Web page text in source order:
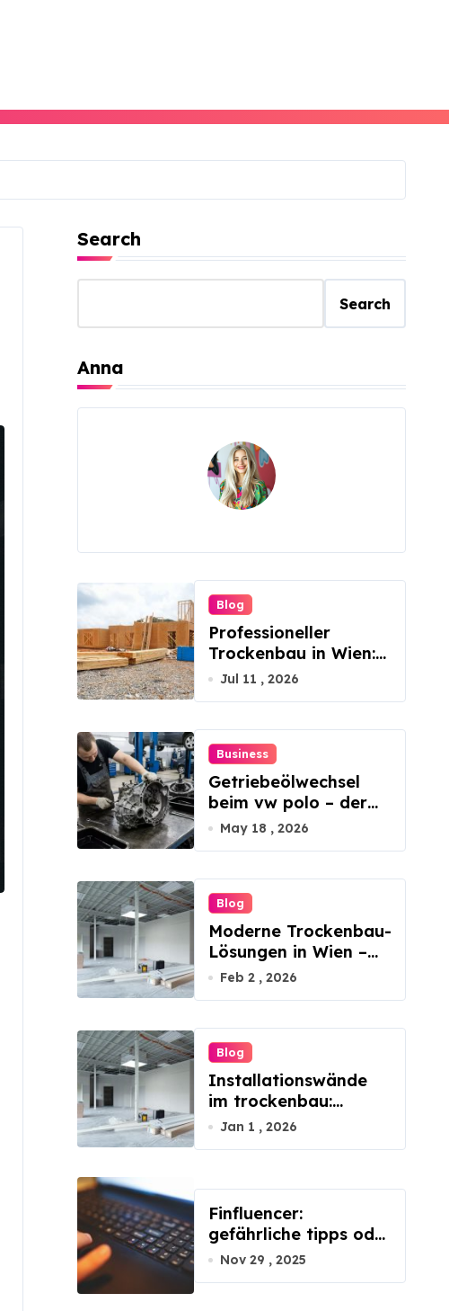
Search
Search
Anna
Blog
Professioneller
Trockenbau in Wien:
Innovative Konzepte
Jul 11 , 2026
Business
Getriebeölwechsel
beim vw polo – der
schlüssel zu einer
May 18 , 2026
Blog
Moderne Trockenbau-
Lösungen in Wien –
Trends und
Feb 2 , 2026
Blog
Installationswände
im trockenbau:
schnelle integration
Jan 1 , 2026
Finfluencer:
gefährliche tipps oder
wertvolle ratschläge?
Nov 29 , 2025